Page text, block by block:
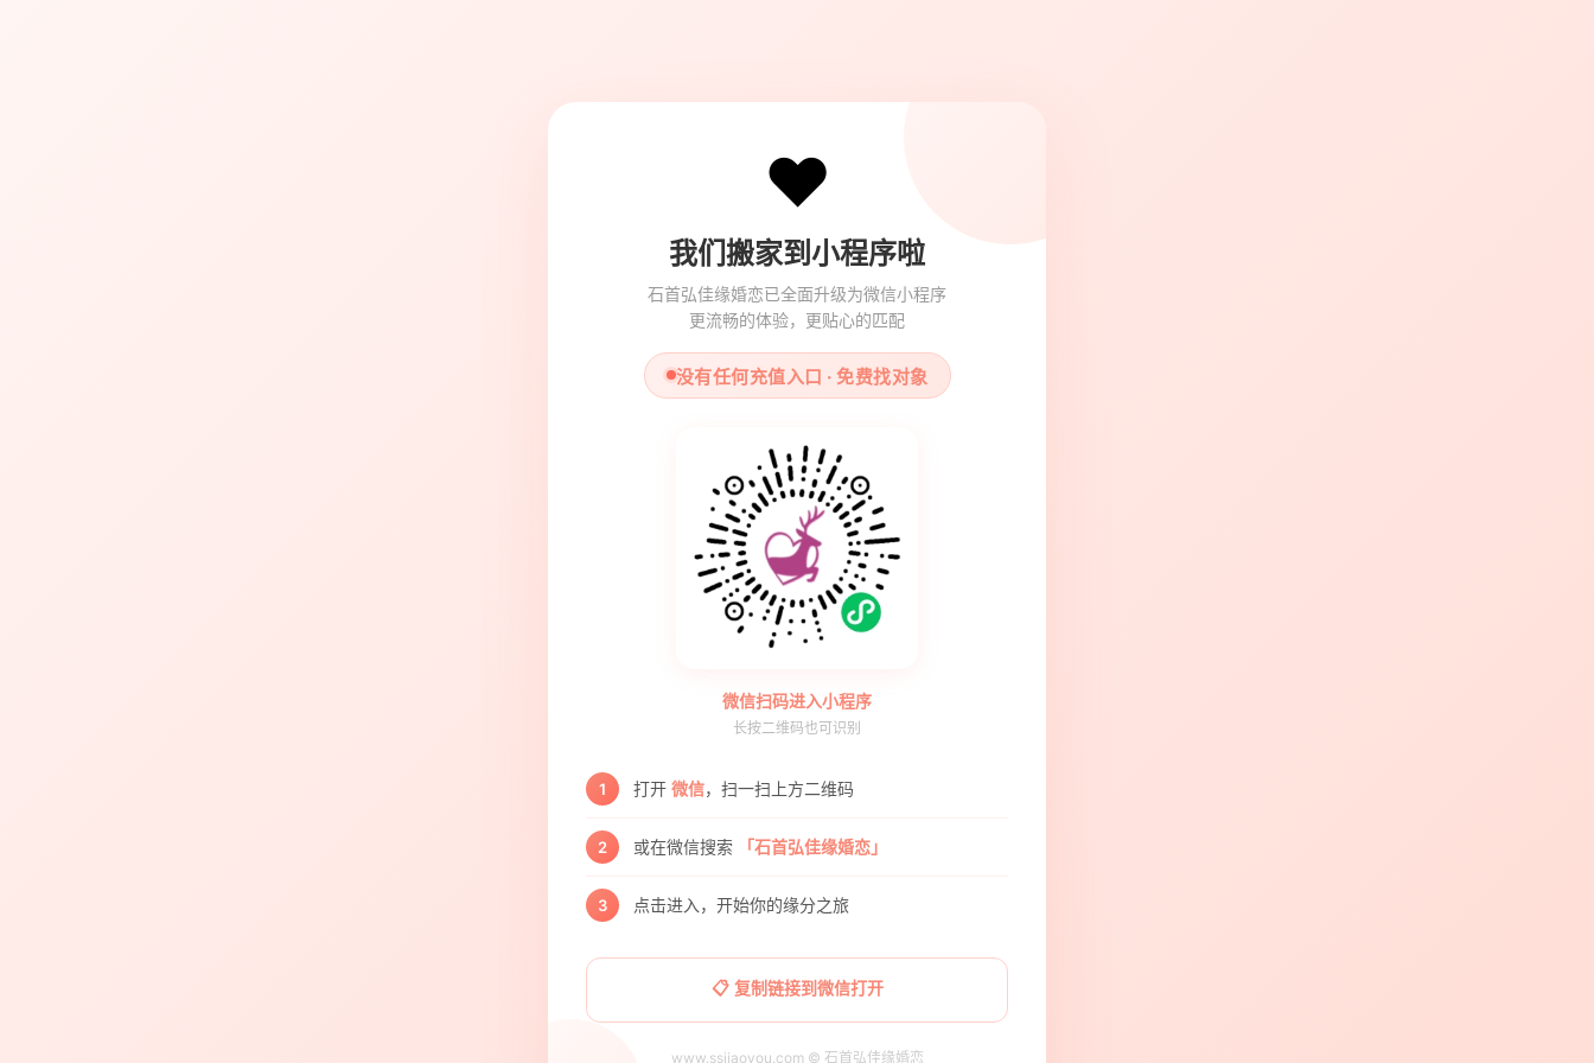
❤️
我们搬家到小程序啦
石首弘佳缘婚恋已全面升级为微信小程序
更流畅的体验，更贴心的匹配
没有任何充值入口 · 免费找对象
微信扫码进入小程序
长按二维码也可识别
1 打开 微信，扫一扫上方二维码
2 或在微信搜索 「石首弘佳缘婚恋」
3 点击进入，开始你的缘分之旅
📋 复制链接到微信打开
www.ssjiaoyou.com © 石首弘佳缘婚恋